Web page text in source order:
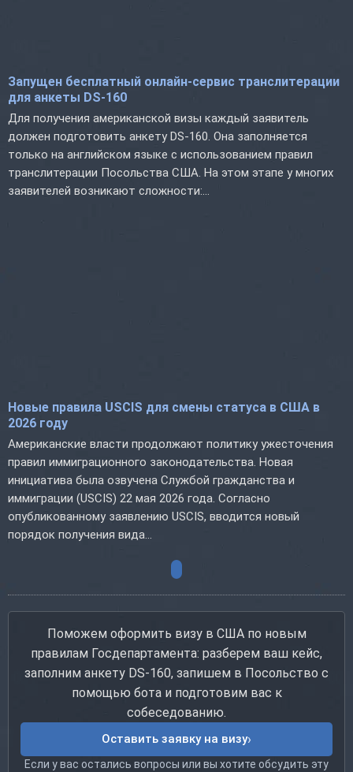
Запущен бесплатный онлайн-сервис транслитерации
для анкеты DS-160
Для получения американской визы каждый заявитель
должен подготовить анкету DS-160. Она заполняется
только на английском языке с использованием правил
транслитерации Посольства США. На этом этапе у многих
заявителей возникают сложности:...
Новые правила USCIS для смены статуса в США в
2026 году
Американские власти продолжают политику ужесточения
правил иммиграционного законодательства. Новая
инициатива была озвучена Службой гражданства и
иммиграции (USCIS) 22 мая 2026 года. Согласно
опубликованному заявлению USCIS, вводится новый
порядок получения вида...
Поможем оформить визу в США по новым
правилам Госдепартамента: разберем ваш кейс,
заполним анкету DS-160, запишем в Посольство с
помощью бота и подготовим вас к
собеседованию.
Оставить заявку на визу
Если у вас остались вопросы или вы хотите обсудить эту